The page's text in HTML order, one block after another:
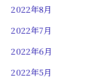
2022年8月
2022年7月
2022年6月
2022年5月